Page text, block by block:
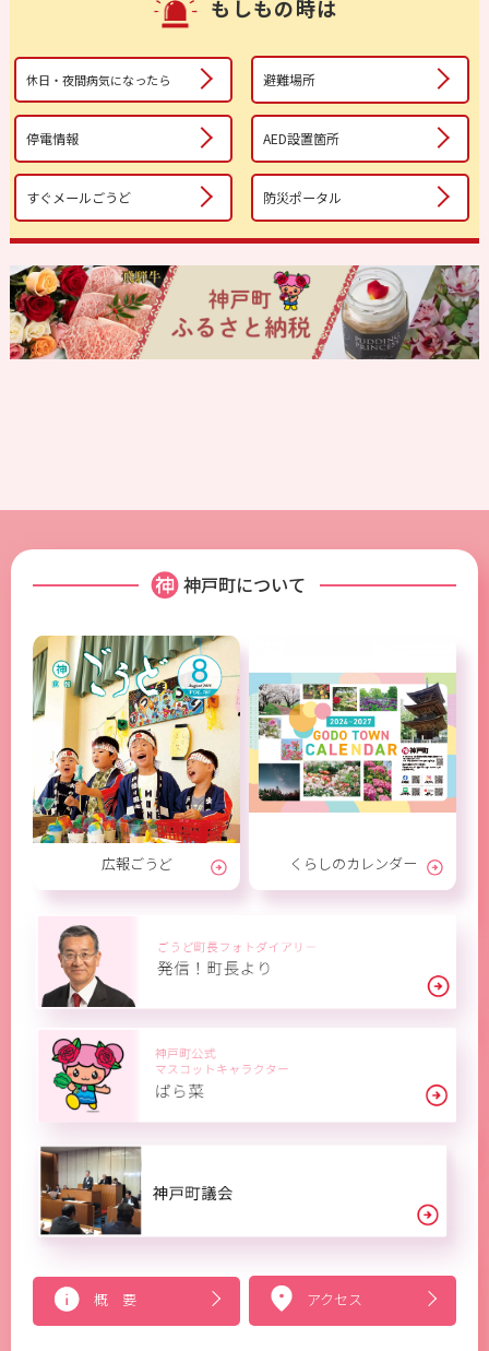
もしもの時は
休日・夜間病気になったら 避難場所
停電情報 AED設置箇所
すぐメールごうど 防災ポータル
神戸町について
広報ごうど くらしのカレンダー
概 要 アクセス